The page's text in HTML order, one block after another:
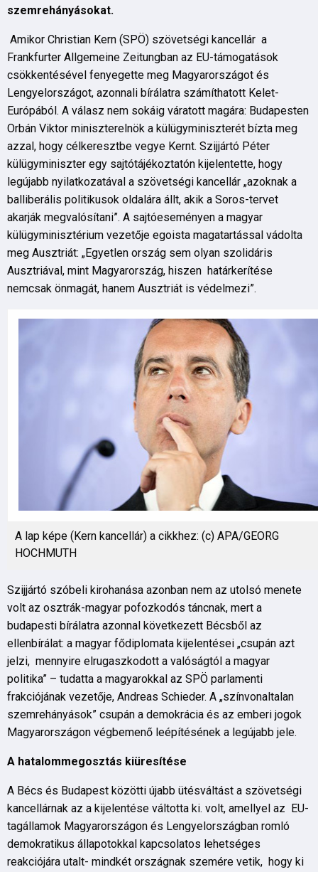
szemrehányásokat.
Amikor Christian Kern (SPÖ) szövetségi kancellár a
Frankfurter Allgemeine Zeitungban az EU-támogatások
csökkentésével fenyegette meg Magyarországot és
Lengyelországot, azonnali bírálatra számíthatott Kelet-
Európából. A válasz nem sokáig váratott magára: Budapesten
Orbán Viktor miniszterelnök a külügyminiszterét bízta meg
azzal, hogy célkeresztbe vegye Kernt. Szijjártó Péter
külügyminiszter egy sajtótájékoztatón kijelentette, hogy
legújabb nyilatkozatával a szövetségi kancellár „azoknak a
balliberális politikusok oldalára állt, akik a Soros-tervet
akarják megvalósítani”. A sajtóeseményen a magyar
külügyminisztérium vezetője egoista magatartással vádolta
meg Ausztriát: „Egyetlen ország sem olyan szolidáris
Ausztriával, mint Magyarország, hiszen határkerítése
nemcsak önmagát, hanem Ausztriát is védelmezi”.
A lap képe (Kern kancellár) a cikkhez: (c) APA/GEORG
HOCHMUTH
Szijjártó szóbeli kirohanása azonban nem az utolsó menete
volt az osztrák-magyar pofozkodós táncnak, mert a
budapesti bírálatra azonnal következett Bécsből az
ellenbírálat: a magyar fődiplomata kijelentései „csupán azt
jelzi, mennyire elrugaszkodott a valóságtól a magyar
politika” – tudatta a magyarokkal az SPÖ parlamenti
frakciójának vezetője, Andreas Schieder. A „színvonaltalan
szemrehányások” csupán a demokrácia és az emberi jogok
Magyarországon végbemenő leépítésének a legújabb jele.
A hatalommegosztás kiüresítése
A Bécs és Budapest közötti újabb ütésváltást a szövetségi
kancellárnak az a kijelentése váltotta ki. volt, amellyel az EU-
tagállamok Magyarországon és Lengyelországban romló
demokratikus állapotokkal kapcsolatos lehetséges
reakciójára utalt- mindkét országnak szemére vetik, hogy ki